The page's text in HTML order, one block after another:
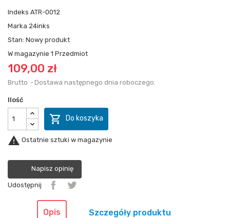
Indeks ATR-0012
Marka 24inks
Stan: Nowy produkt
W magazynie 1 Przedmiot
109,00 zł
Brutto Dostawa następnego dnia roboczego.
Ilość
 Do koszyka
 Ostatnie sztuki w magazynie
Napisz opinię
Udostępnij
Opis Szczegóły produktu